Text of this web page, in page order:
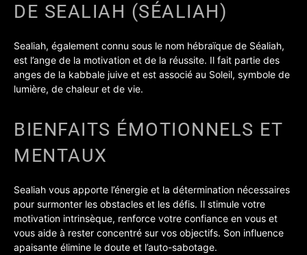
DE SEALIAH (SÉALIAH)
Sealiah, également connu sous le nom hébraïque de Séaliah,
est l’ange de la motivation et de la réussite. Il fait partie des
anges de la kabbale juive et est associé au Soleil, symbole de
lumière, de chaleur et de vie.
BIENFAITS ÉMOTIONNELS ET
MENTAUX
Sealiah vous apporte l’énergie et la détermination nécessaires
pour surmonter les obstacles et les défis. Il stimule votre
motivation intrinsèque, renforce votre confiance en vous et
vous aide à rester concentré sur vos objectifs. Son influence
apaisante élimine le doute et l’auto-sabotage.